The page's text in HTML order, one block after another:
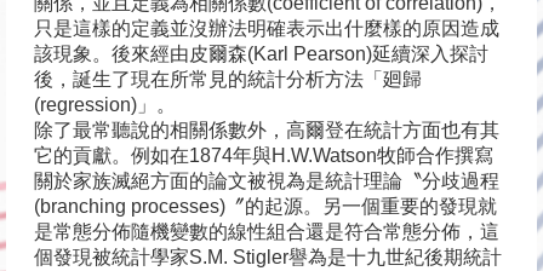
只是這樣的定義並沒辦法明確表示出什麼樣的原因造成
該現象。後來經由皮爾森(Karl Pearson)延續深入探討
後，誕生了現在所常見的統計分析方法「廻歸
(regression)」。
除了最常聽說的相關係數外，高爾登在統計方面也有其
它的貢獻。例如在1874年與H.W.Watson牧師合作撰寫
關於家族滅絕方面的論文被視為是統計理論〝分歧過程
(branching processes)〞的起源。另一個重要的發現就
是常態分佈隨機變數的線性組合還是符合常態分佈，這
個發現被統計學家S.M. Stigler譽為是十九世紀後期統計